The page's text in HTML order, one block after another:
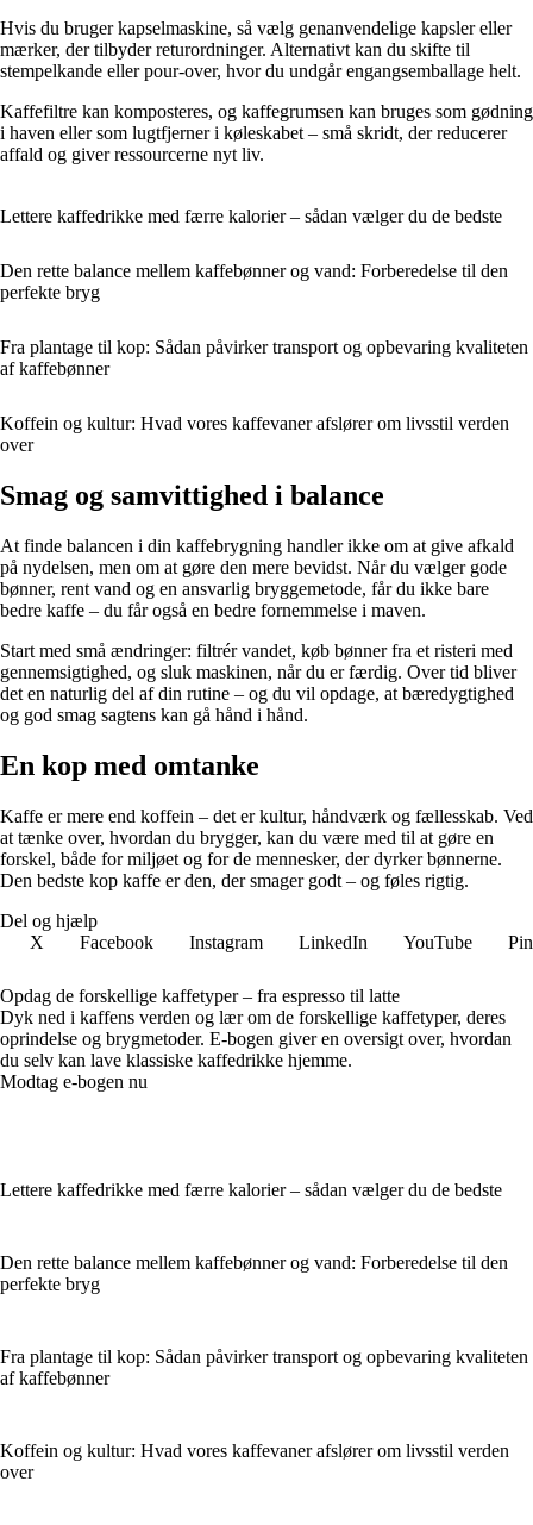
Hvis du bruger kapselmaskine, så vælg genanvendelige kapsler eller
mærker, der tilbyder returordninger. Alternativt kan du skifte til
stempelkande eller pour-over, hvor du undgår engangsemballage helt.
Kaffefiltre kan komposteres, og kaffegrumsen kan bruges som gødning
i haven eller som lugtfjerner i køleskabet – små skridt, der reducerer
affald og giver ressourcerne nyt liv.
Lettere kaffedrikke med færre kalorier – sådan vælger du de bedste
Den rette balance mellem kaffebønner og vand: Forberedelse til den
perfekte bryg
Fra plantage til kop: Sådan påvirker transport og opbevaring kvaliteten
af kaffebønner
Koffein og kultur: Hvad vores kaffevaner afslører om livsstil verden
over
Smag og samvittighed i balance
At finde balancen i din kaffebrygning handler ikke om at give afkald
på nydelsen, men om at gøre den mere bevidst. Når du vælger gode
bønner, rent vand og en ansvarlig bryggemetode, får du ikke bare
bedre kaffe – du får også en bedre fornemmelse i maven.
Start med små ændringer: filtrér vandet, køb bønner fra et risteri med
gennemsigtighed, og sluk maskinen, når du er færdig. Over tid bliver
det en naturlig del af din rutine – og du vil opdage, at bæredygtighed
og god smag sagtens kan gå hånd i hånd.
En kop med omtanke
Kaffe er mere end koffein – det er kultur, håndværk og fællesskab. Ved
at tænke over, hvordan du brygger, kan du være med til at gøre en
forskel, både for miljøet og for de mennesker, der dyrker bønnerne.
Den bedste kop kaffe er den, der smager godt – og føles rigtig.
Del og hjælp
X
Facebook Instagram LinkedIn YouTube
Opdag de forskellige kaffetyper – fra espresso til latte
Dyk ned i kaffens verden og lær om de forskellige kaffetyper, deres
oprindelse og brygmetoder. E-bogen giver en oversigt over, hvordan
du selv kan lave klassiske kaffedrikke hjemme.
Modtag e-bogen nu
Lettere kaffedrikke med færre kalorier – sådan vælger du de bedste
Den rette balance mellem kaffebønner og vand: Forberedelse til den
perfekte bryg
Fra plantage til kop: Sådan påvirker transport og opbevaring kvaliteten
af kaffebønner
Koffein og kultur: Hvad vores kaffevaner afslører om livsstil verden
over